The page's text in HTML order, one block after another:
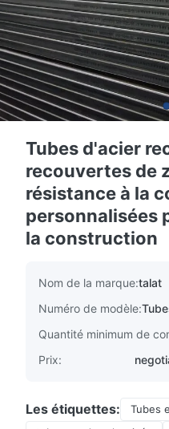
Tubes d'acier
recouvertes de
résistance à la
personnalisées
la construction
Nom de la marque:talat
Numéro de modèle:
Quantité minimum de
Prix:
Les étiquettes:
Tubes